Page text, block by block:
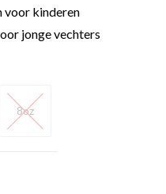
voor kinderen
jonge vechters
8oz
8oz